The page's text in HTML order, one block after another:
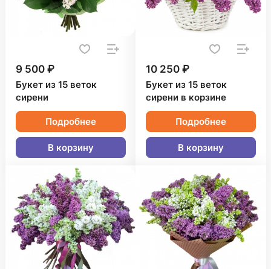
9 500 ₽
Букет из 15 веток
сирени
Подробнее
В корзину
10 250 ₽
Букет из 15 веток
сирени в корзине
Подробнее
В корзину